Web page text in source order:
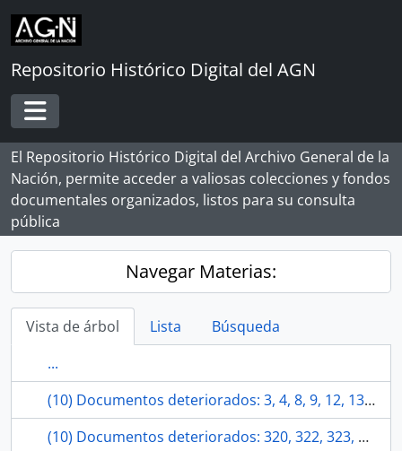
Skip to main content
Repositorio Histórico Digital del AGN
Toggle navigation
El Repositorio Histórico Digital del Archivo General de la
Nación, permite acceder a valiosas colecciones y fondos
documentales organizados, listos para su consulta
pública
Navegar Materias:
Vista de árbol Lista
Búsqueda
...
(10) Documentos deteriorados: 3, 4, 8, 9, 12, 13, 15, 17, 20, 22.
(10) Documentos deteriorados: 320, 322, 323, 325, 329, 330, 334, 337, 340, 344.